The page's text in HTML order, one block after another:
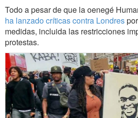
Todo a pesar de que la oenegé
ha lanzado críticas contra Londres
medidas, incluida las restricciones
protestas.